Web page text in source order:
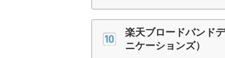
楽天ブロードバンド
ニケーションズ）